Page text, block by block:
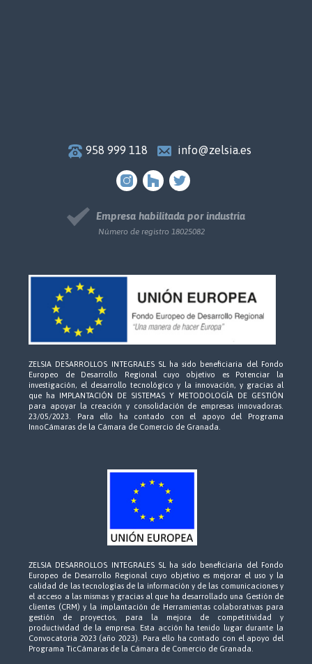
958 999 118 info@zelsia.es
Empresa habilitada por industria
Número de registro 18025082
ZELSIA DESARROLLOS INTEGRALES SL ha sido beneficiaria del Fondo
Europeo de Desarrollo Regional cuyo objetivo es Potenciar la
investigación, el desarrollo tecnológico y la innovación, y gracias al
que ha IMPLANTACIÓN DE SISTEMAS Y METODOLOGÍA DE GESTIÓN
para apoyar la creación y consolidación de empresas innovadoras.
23/05/2023. Para ello ha contado con el apoyo del Programa
InnoCámaras de la Cámara de Comercio de Granada.
ZELSIA DESARROLLOS INTEGRALES SL ha sido beneficiaria del Fondo
Europeo de Desarrollo Regional cuyo objetivo es mejorar el uso y la
calidad de las tecnologías de la información y de las comunicaciones y
el acceso a las mismas y gracias al que ha desarrollado una Gestión de
clientes (CRM) y la implantación de Herramientas colaborativas para
gestión de proyectos, para la mejora de competitividad y
productividad de la empresa. Esta acción ha tenido lugar durante la
Convocatoria 2023 (año 2023). Para ello ha contado con el apoyo del
Programa TicCámaras de la Cámara de Comercio de Granada.